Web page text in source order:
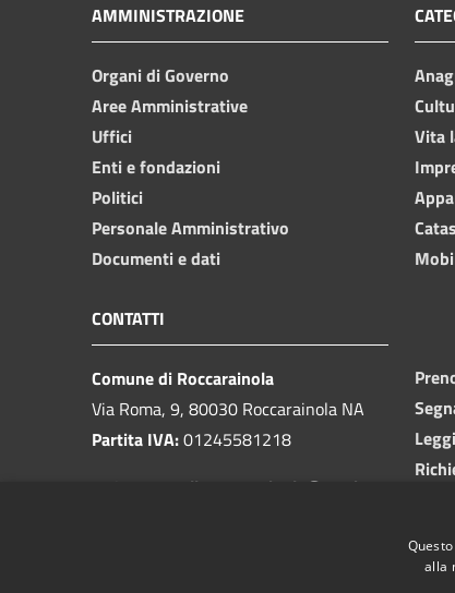
AMMINISTRAZIONE
Organi di Governo
Aree Amministrative
Uffici
Enti e fondazioni
Politici
Personale Amministrativo
Documenti e dati
Vita
CONTATTI
Comune di Roccarainola
Via Roma, 9, 80030 Roccarainola NA
Partita IVA:01245581218
protocollo.roccarainola@pec.it
alla